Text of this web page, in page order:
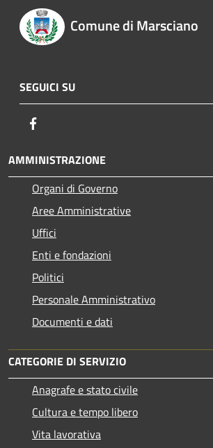
Comune di Marsciano
SEGUICI SU
AMMINISTRAZIONE
Organi di Governo
Aree Amministrative
Uffici
Enti e fondazioni
Politici
Personale Amministrativo
Documenti e dati
CATEGORIE DI SERVIZIO
Anagrafe e stato civile
Cultura e tempo libero
Vita lavorativa